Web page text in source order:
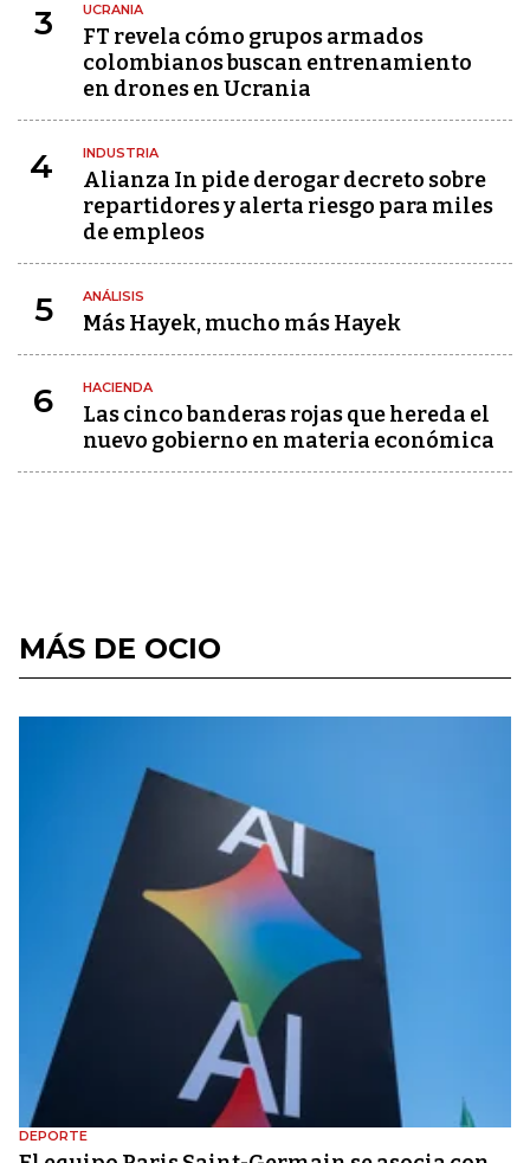
3 UCRANIA
FT revela cómo grupos armados
colombianos buscan entrenamiento
en drones en Ucrania
4 INDUSTRIA
Alianza In pide derogar decreto sobre
repartidores y alerta riesgo para miles
de empleos
5 ANÁLISIS
Más Hayek, mucho más Hayek
6 HACIENDA
Las cinco banderas rojas que hereda el
nuevo gobierno en materia económica
MÁS DE OCIO
DEPORTE